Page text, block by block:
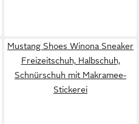
Mustang Shoes Winona Sneaker
Freizeitschuh, Halbschuh,
Schnürschuh mit Makramee-
Stickerei